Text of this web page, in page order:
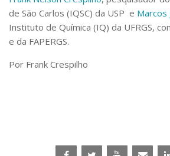
de São Carlos (IQSC) da USP e Marcos
Instituto de Química (IQ) da UFRGS,
e da FAPERGS.
Por Frank Crespilho